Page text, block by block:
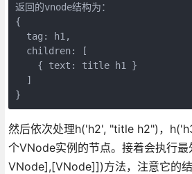
返回的vnode结构为：
{
  tag: h1,
  children: [
    { text: title h1 }
  ]
然后依次处理h('h2', "title h2")，
个VNode实例的节点。接着会执行
VNode],[VNode]])方法，注意它的